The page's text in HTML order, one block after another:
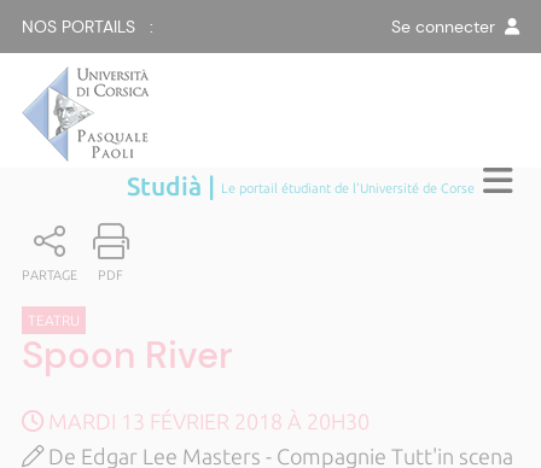
NOS PORTAILS : Se connecter
Studià | Le portail étudiant de l'Université de Corse
PARTAGE PDF
TEATRU
Spoon River
MARDI 13 FÉVRIER 2018 À 20H30
De Edgar Lee Masters - Compagnie Tutt'in scena